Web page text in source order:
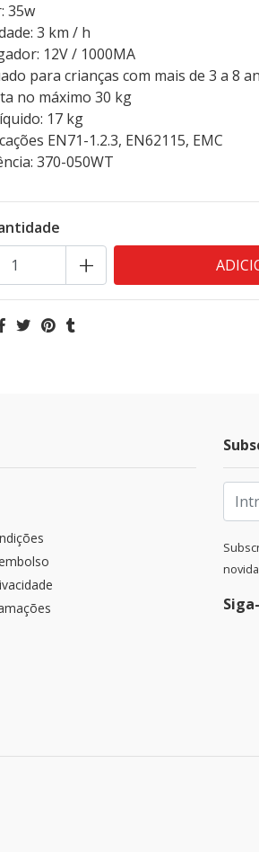
35w
3 km / h
12V / 1000MA
para crianças com mais de 3 a 8
no máximo 30 kg
17 kg
EN71-1.2.3, EN62115, EMC
370-050WT
+